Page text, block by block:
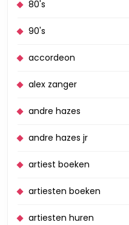
80's
90's
accordeon
alex zanger
andre hazes
andre hazes jr
artiest boeken
artiesten boeken
artiesten huren